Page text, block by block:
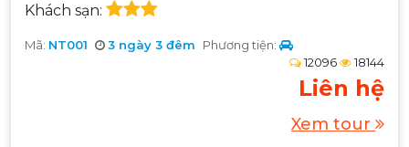
Khách sạn:
Mã: NT001 3 ngày 3 đêm
Phương tiện:
12096
18144
Liên hệ
Xem tour